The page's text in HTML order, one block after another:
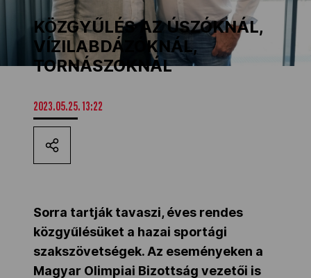
Los Angeles 2028
Kettőskarrier-program
Társszervezetek
KÖZGYŰLÉS AZ ÚSZÓKNÁL,
VÍZILABDÁZÓKNÁL,
TORNÁSZOKNÁL
2023.05.25. 13:22
Sorra tartják tavaszi, éves rendes
közgyűlésüket a hazai sportági
szakszövetségek. Az eseményeken a
Magyar Olimpiai Bizottság vezetői is